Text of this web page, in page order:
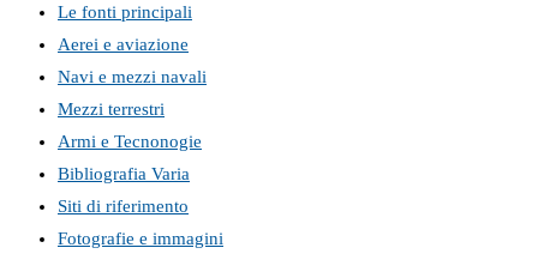
Le fonti principali
Aerei e aviazione
Navi e mezzi navali
Mezzi terrestri
Armi e Tecnonogie
Bibliografia Varia
Siti di riferimento
Fotografie e immagini